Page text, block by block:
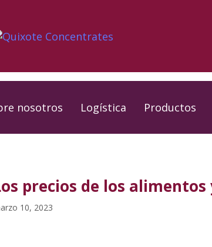
nosotros Logística Productos
precios de los
10, 2023